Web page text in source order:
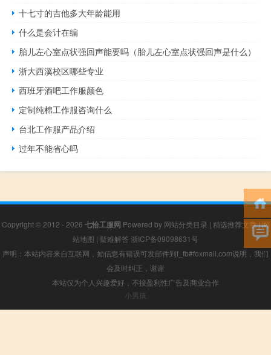
十七寸的吉他多大年龄能用
什么是会计在编
胎儿左心室点状强回声能要吗（胎儿左心室点状强回声是什么）
浙大西溪校区哪些专业
西班牙酒吧工作服颜色
定制纯棉工作服咨询什么
台北工作服产品介绍
过年不能省心吗
Copyright © 2012 - 2026 七恰工服网 Powered by 网站分类目录 | 精选推荐文章|网
站地图 | 疑难解答 浙ICP备09098631号
声明：本站内容来自互联网，如信息有错误可发邮件到f_fb#foxmail.com说明，我们
会及时纠正，谢谢
本站仅为个人兴趣爱好，不接盈利性广告及商业合作
小男孩